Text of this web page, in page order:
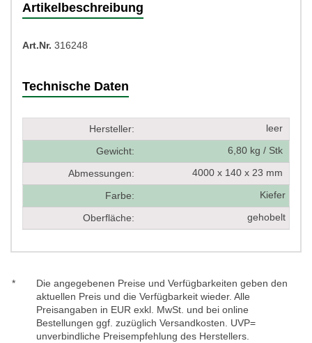
Artikelbeschreibung
Art.Nr. 316248
Technische Daten
Hersteller: leer
Gewicht: 6,80 kg / Stk
Abmessungen: 4000 x 140 x 23 mm
Farbe: Kiefer
Oberfläche: gehobelt
*
Die angegebenen Preise und Verfügbarkeiten geben den
aktuellen Preis und die Verfügbarkeit wieder. Alle
Preisangaben in EUR exkl. MwSt. und bei online
Bestellungen ggf. zuzüglich Versandkosten. UVP=
unverbindliche Preisempfehlung des Herstellers.